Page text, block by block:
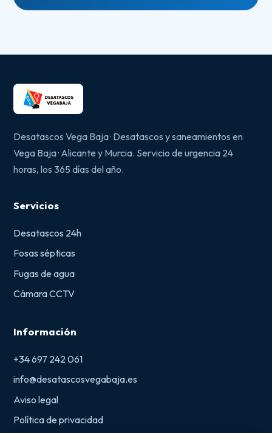
Desatascos Vega Baja · Desatascos y saneamientos en
Vega Baja · Alicante y Murcia. Servicio de urgencia 24
horas, los 365 días del año.
Servicios
Desatascos 24h
Fosas sépticas
Fugas de agua
Cámara CCTV
Información
+34 697 242 061
info@desatascosvegabaja.es
Aviso legal
Política de privacidad